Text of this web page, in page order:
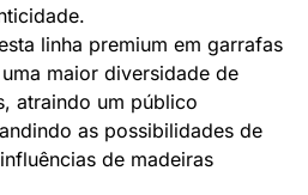
linha premium em garrafas
maior diversidade de
atraindo um público
as possibilidades de
de madeiras